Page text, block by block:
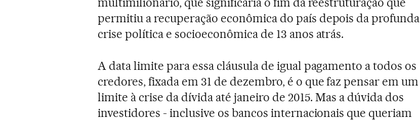
permitiu a recuperação econômica do país depois da profunda
crise política e socioeconômica de 13 anos atrás.
A data limite para essa cláusula de igual pagamento a todos os
credores, fixada em 31 de dezembro, é o que faz pensar em um
limite à crise da dívida até janeiro de 2015. Mas a dúvida dos
investidores - inclusive os bancos internacionais que queriam